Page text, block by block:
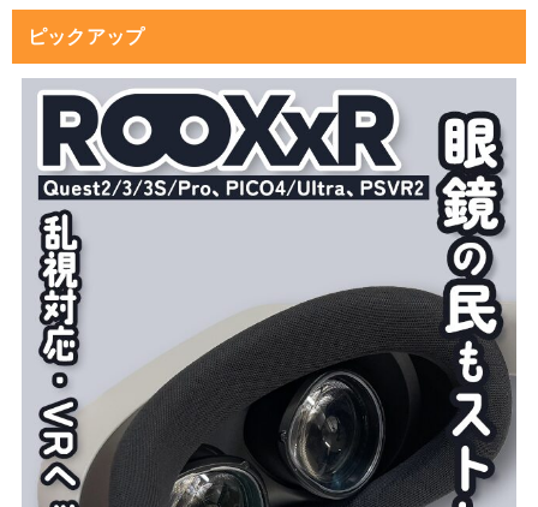
ピックアップ